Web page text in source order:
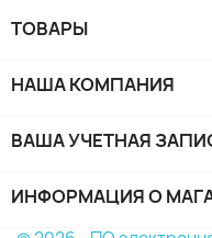
ТОВАРЫ
НАША КОМПАНИЯ
ВАША УЧЕТНАЯ
ИНФОРМАЦИЯ О